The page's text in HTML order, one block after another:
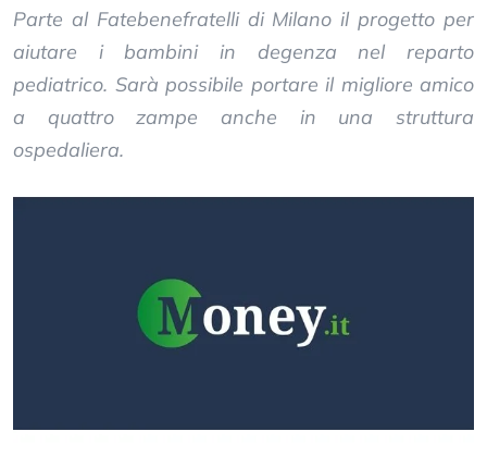
Parte al Fatebenefratelli di Milano il progetto per
aiutare i bambini in degenza nel reparto
pediatrico. Sarà possibile portare il migliore amico
a quattro zampe anche in una struttura
ospedaliera.